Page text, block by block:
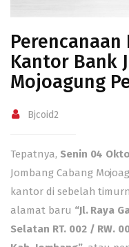
Kantor Bank
Mojoagung
Bjcoid2
Tepatnya, Senin 04
Jombang Cabang
kantor di sebelah
alamat baru “Jl. Raya
Selatan RT. 002 / RW.